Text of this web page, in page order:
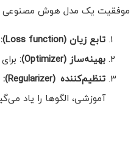
موفقیت یک مدل هوش مصنوعی
تابع زیان (Loss function)
:
بهینه‌ساز (Optimizer)
:
تنظیم‌کننده (Regularizer):
آموزشی، الگوها را یاد